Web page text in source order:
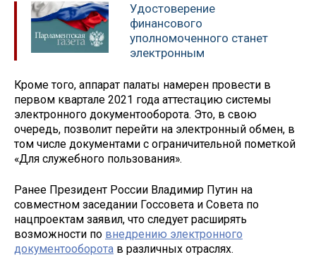
Удостоверение
финансового
уполномоченного станет
электронным
Кроме того, аппарат палаты намерен провести в
первом квартале 2021 года аттестацию системы
электронного документооборота. Это, в свою
очередь, позволит перейти на электронный обмен, в
том числе документами с ограничительной пометкой
«Для служебного пользования».
Ранее Президент России Владимир Путин на
совместном заседании Госсовета и Совета по
нацпроектам заявил, что следует расширять
возможности по внедрению электронного
документооборота в различных отраслях.